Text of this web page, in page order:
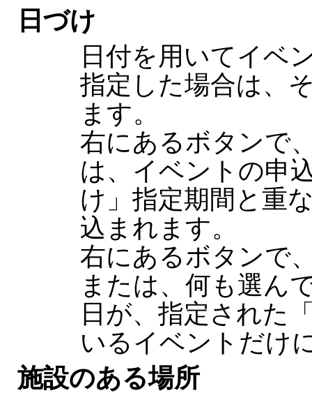
日づけ
日付を用いてイベ
指定した場合は、
ます。
右にあるボタンで
は、イベントの申
け」指定期間と重
込まれます。
右にあるボタンで
または、何も選ん
日が、指定された
いるイベントだけ
施設のある場所